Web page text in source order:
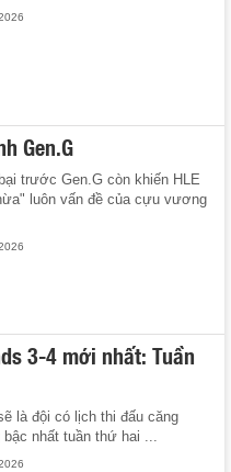
Gen.G
trước Gen.G còn khiến HLE
luôn vấn đề của cựu vương
3-4 mới nhất: Tuần
là đội có lịch thi đấu căng
bậc nhất tuần thứ hai ...